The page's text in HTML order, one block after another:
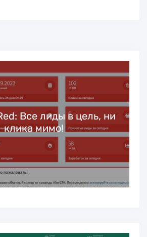
Все лиды в цель, ни
клика мимо!